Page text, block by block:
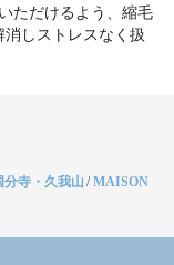
ただけるよう、縮毛
しストレスなく扱
寺・久我山 /MAISON